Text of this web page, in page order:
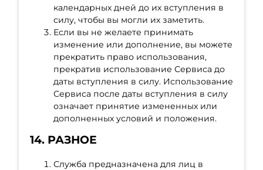
календарных дней до их вступления в
силу, чтобы вы могли их заметить.
Если вы не желаете принимать
изменение или дополнение, вы можете
прекратить право использования,
прекратив использование Сервиса до
даты вступления в силу. Использование
Сервиса после даты вступления в силу
означает принятие измененных или
дополненных условий и положения.
14. РАЗНОЕ
Служба предназначена для лиц в